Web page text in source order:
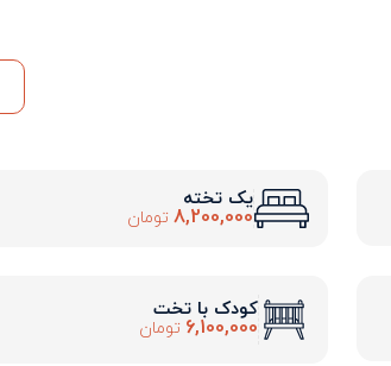
یک تخته
8,200,000 تومان
کودک با تخت
6,100,000 تومان